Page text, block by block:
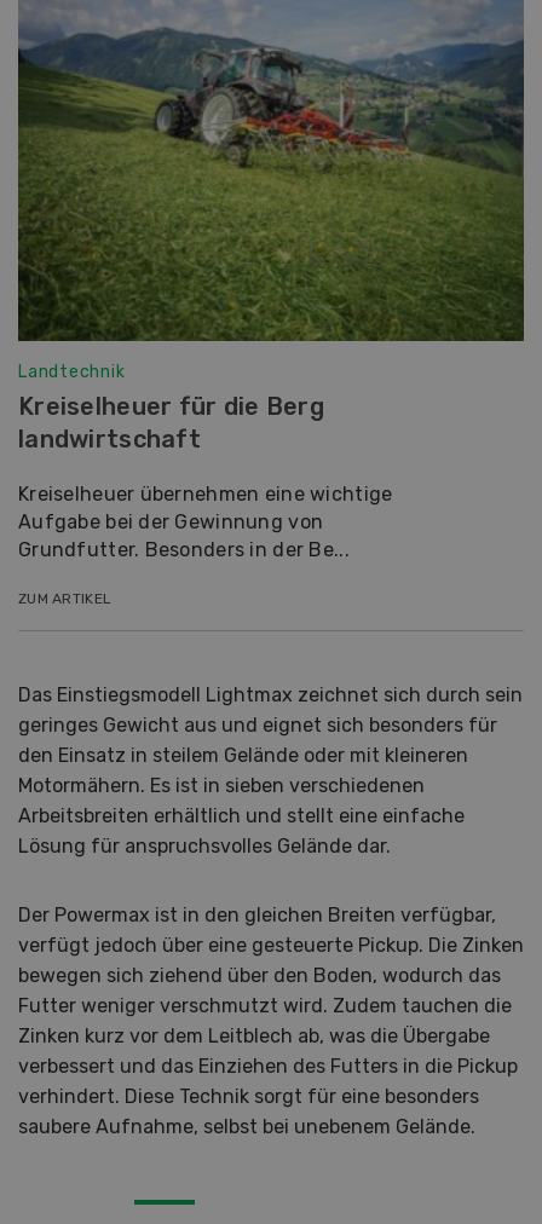
Landtechnik
Kreiselheuer für die Berg
landwirtschaft
Kreiselheuer übernehmen eine wichtige
Aufgabe bei der Gewinnung von
Grundfutter. Besonders in der Be...
ZUM ARTIKEL
Das Einstiegsmodell Lightmax zeichnet sich durch sein
geringes Gewicht aus und eignet sich besonders für
den Einsatz in steilem Gelände oder mit kleineren
Motormähern. Es ist in sieben verschiedenen
Arbeitsbreiten erhältlich und stellt eine einfache
Lösung für anspruchsvolles Gelände dar.
Der Powermax ist in den gleichen Breiten verfügbar,
verfügt jedoch über eine gesteuerte Pickup. Die Zinken
bewegen sich ziehend über den Boden, wodurch das
Futter weniger verschmutzt wird. Zudem tauchen die
Zinken kurz vor dem Leitblech ab, was die Übergabe
verbessert und das Einziehen des Futters in die Pickup
verhindert. Diese Technik sorgt für eine besonders
saubere Aufnahme, selbst bei unebenem Gelände.